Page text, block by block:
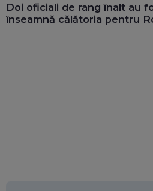
Doi oficiali de rang înalt au
înseamnă călătoria pentru